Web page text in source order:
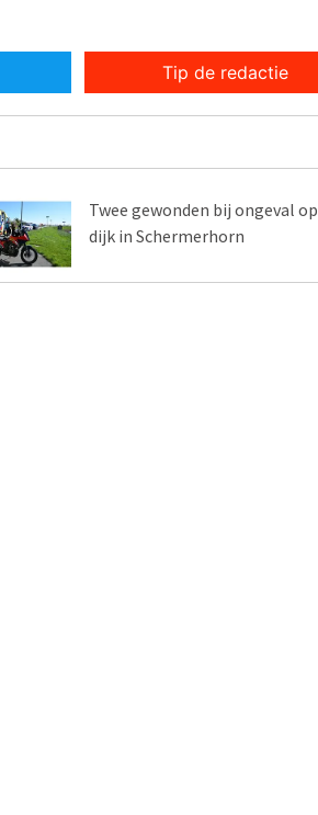
Tip de redactie
Twee gewonden bij ongeval op
dijk in Schermerhorn